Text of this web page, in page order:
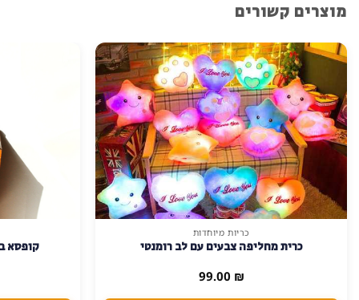
מוצרים קשורים
כריות מיוחדות
כרית מחליפה צבעים עם לב רומנטי
99.00 ₪
קופסא